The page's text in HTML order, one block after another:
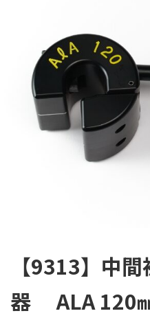
【9313】中
器 ALA 120